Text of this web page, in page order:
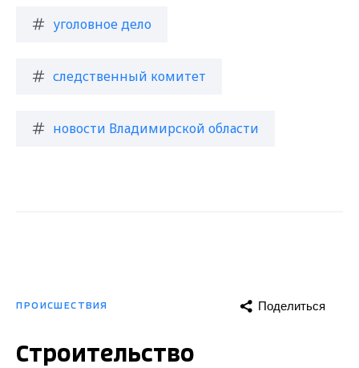
уголовное дело
следственный комитет
новости Владимирской области
ПРОИСШЕСТВИЯ Поделиться
Строительство